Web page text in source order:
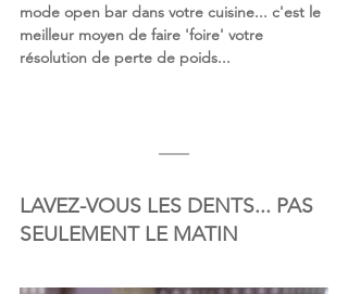
mode open bar dans votre cuisine... c'est le
meilleur moyen de faire 'foire' votre
résolution de perte de poids...
LAVEZ-VOUS LES DENTS... PAS
SEULEMENT LE MATIN